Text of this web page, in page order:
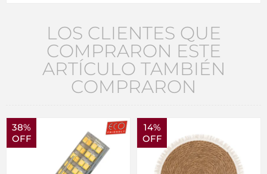
LOS CLIENTES QUE
COMPRARON ESTE
ARTÍCULO TAMBIÉN
COMPRARON
38%
OFF
14%
OFF